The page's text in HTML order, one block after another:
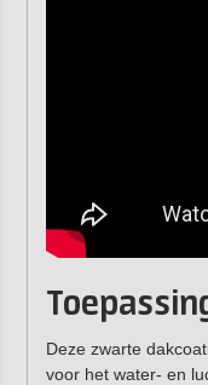
Deze zwarte
voor het water- en